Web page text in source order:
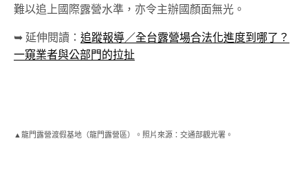
難以追上國際露營水準，亦令主辦國顏面無光。
➥ 延伸閱讀：追蹤報導／全台露營場合法化進度到哪了？
一窺業者與公部門的拉扯
▲龍門露營渡假基地（龍門露營區）。照片來源：交通部觀光署。